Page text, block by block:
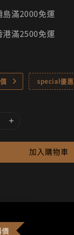
島滿2000免運
港滿2500免運
special優惠
加入購物車
價